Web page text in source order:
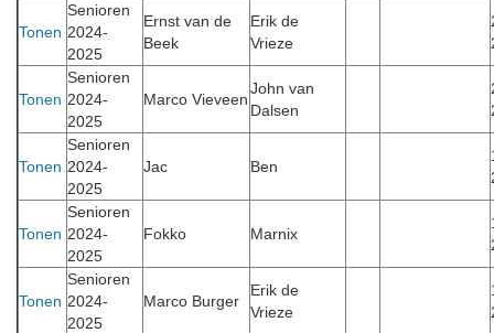
Tonen
Senioren
2024-
2025
Ernst van de
Beek
Erik de
Vrieze
Tonen
Senioren
2024-
2025
Marco Vieveen
John van
Dalsen
Tonen
Senioren
2024-
2025
Jac Ben
Tonen
Senioren
2024-
2025
Fokko Marnix
Tonen
Senioren
2024-
2025
Marco Burger
Erik de
Vrieze